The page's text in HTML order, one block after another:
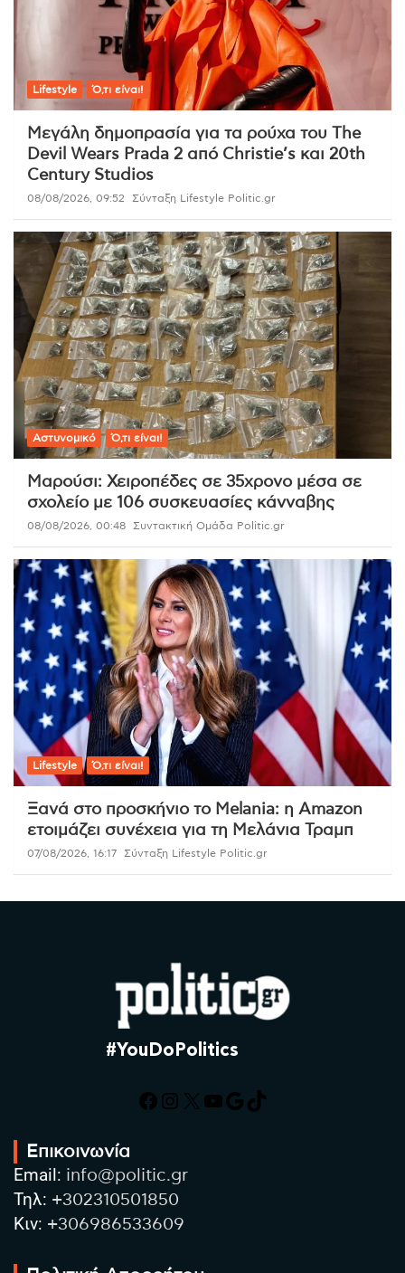
Lifestyle Ό,τι είναι!
Μεγάλη δημοπρασία για τα ρούχα του The
Devil Wears Prada 2 από Christie’s και 20th
Century Studios
08/08/2026, 09:52 Σύνταξη Lifestyle Politic.gr
Αστυνομικό Ό,τι είναι!
Μαρούσι: Χειροπέδες σε 35χρονο μέσα σε
σχολείο με 106 συσκευασίες κάνναβης
08/08/2026, 00:48 Συντακτική Ομάδα Politic.gr
Lifestyle Ό,τι είναι!
Ξανά στο προσκήνιο το Melania: η Amazon
ετοιμάζει συνέχεια για τη Μελάνια Τραμπ
07/08/2026, 16:17 Σύνταξη Lifestyle Politic.gr
#YouDoPolitics
Facebook
Instagram
X YouTube
Google
TikTok
Επικοινωνία
Email: info@politic.gr
Τηλ: +302310501850
Κιν: +306986533609